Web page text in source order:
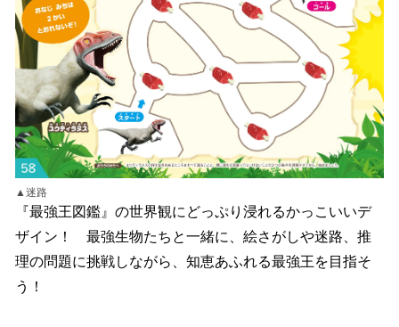
▲迷路
『最強王図鑑』の世界観にどっぷり浸れるかっこいいデ
ザイン！ 最強生物たちと一緒に、絵さがしや迷路、推
理の問題に挑戦しながら、知恵あふれる最強王を目指そ
う！